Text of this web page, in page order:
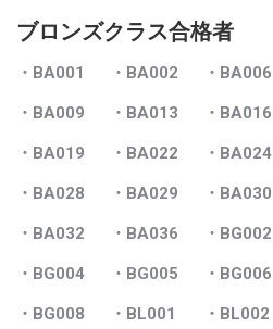
ブロンズクラス合格者
・BA001 ・BA002 ・BA006
・BA009 ・BA013 ・BA016
・BA019 ・BA022 ・BA024
・BA028 ・BA029 ・BA030
・BA032 ・BA036 ・BG002
・BG004 ・BG005 ・BG006
・BG008 ・BL001 ・BL002